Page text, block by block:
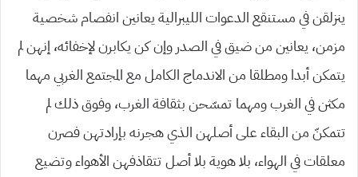
ينزلقن في مستنقع الدعوات الليبرالية يعانين انفصام شخصية
مزمن، يعانين من ضيق في الصدر وإن كن يكابرن لإخفائه، إنهن لم
يتمكن أبدا ومطلقا من الاندماج الكامل مع المجتمع الغربي مهما
مكثن في الغرب ومهما تمسّحن بثقافة الغرب، وفوق ذلك لم
تتمكنّ من البقاء على أصلهن الذي هجرنه بإرادتهن فصرن
معلقات في الهواء، بلا هوية بلا أصل تتقاذفهن الأهواء وتضيع